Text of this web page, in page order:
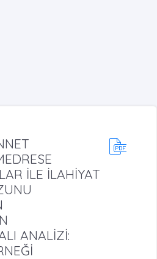
İLE İLAHİYAT
ANALİZİ: